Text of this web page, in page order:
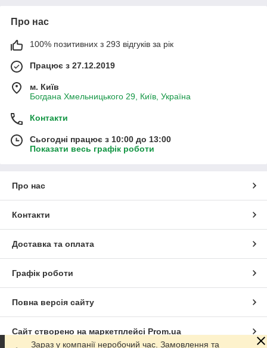
Про нас
100% позитивних з 293 відгуків за рік
Працює з 27.12.2019
м. Київ
Богдана Хмельницького 29, Київ, Україна
Контакти
Сьогодні працює з 10:00 до 13:00
Показати весь графік роботи
Про нас
Контакти
Доставка та оплата
Графік роботи
Повна версія сайту
Сайт створено на маркетплейсі Prom.ua
Зараз у компанії неробочий час. Замовлення та